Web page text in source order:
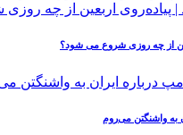
به واشنگتن می‌روم